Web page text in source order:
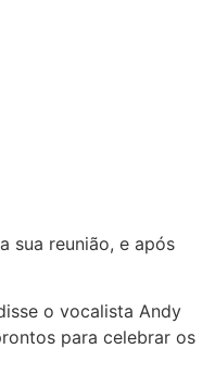
sua reunião, e após
o vocalista Andy
para celebrar os